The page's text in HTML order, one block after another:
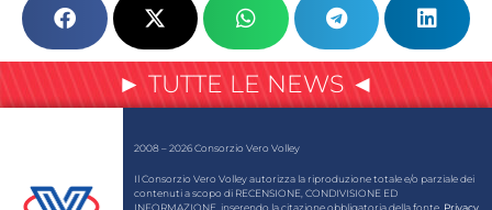
► TUTTE LE NEWS ◄
2008 – 2026 Consorzio Vero Volley
Il Consorzio Vero Volley autorizza la riproduzione totale e/o parziale dei
contenuti a scopo di RECENSIONE, CONDIVISIONE ED
INFORMAZIONE, inserendo la citazione obbligatoria della fonte. Privacy